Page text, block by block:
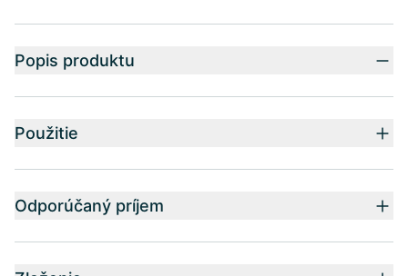
Popis produktu
Použitie
Odporúčaný príjem